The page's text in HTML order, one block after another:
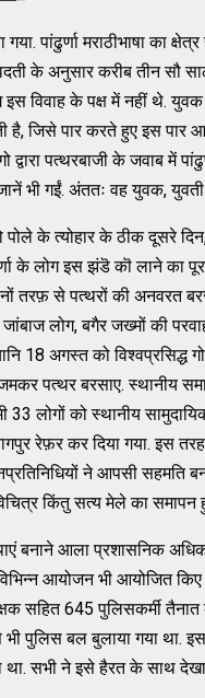
पांढुर्णा मराठीभाषा का
के अनुसार करीब तीन सौ
इस विवाह के पक्ष में नहीं थे.
जिसे पार करते हुए इस पार
पत्थरबाजी के जवाब में
भी गईं. अंततः वह युवक,
पोले के त्योहार के ठीक दूसरे
के लोग इस झंडॆ कॊ लाने का
तरफ़ से पत्थरों की अनवरत
लोग, बगैर जख्मों की
18 अगस्त को विश्वप्रसिद्ध
पत्थर बरसाए. स्थानीय
लोगों को स्थानीय
रेफ़र कर दिया गया. इस
ने आपसी सहमति
किंतु सत्य मेले का समापन
बनाने आला प्रशासनिक
आयोजन भी आयोजित
645 पुलिसकर्मी तैनात
पुलिस बल बुलाया गया था.
था. सभी ने इसे हैरत के साथ